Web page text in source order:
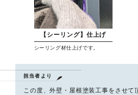
【シーリング】仕上げ
シーリング材仕上げです。
担当者より
この度、外壁・屋根塗装工事をさせて